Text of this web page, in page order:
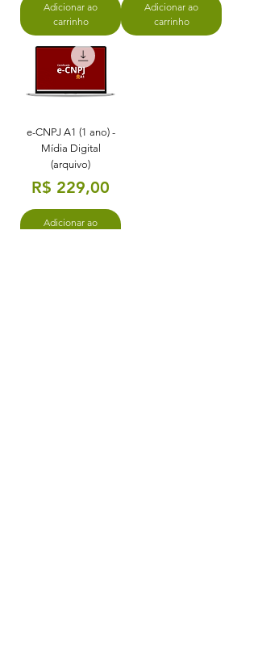
Adicionar ao
carrinho
Adicionar ao
carrinho
e-CNPJ A1 (1 ano) -
Mídia Digital
(arquivo)
Preço
R$ 229,00
Adicionar ao